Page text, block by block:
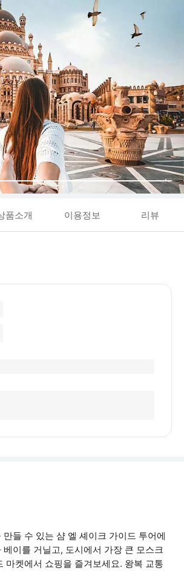
품소개 이용정보 리뷰
만들 수 있는 샴 엘 셰이크 가이드 투어에
베이를 거닐고, 도시에서 가장 큰 모스크
마켓에서 쇼핑을 즐겨보세요. 왕복 교통